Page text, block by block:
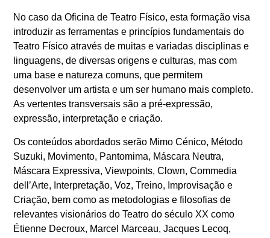
No caso da Oficina de Teatro Físico, esta formação visa
introduzir as ferramentas e princípios fundamentais do
Teatro Físico através de muitas e variadas disciplinas e
linguagens, de diversas origens e culturas, mas com
uma base e natureza comuns, que permitem
desenvolver um artista e um ser humano mais completo.
As vertentes transversais são a pré-expressão,
expressão, interpretação e criação.
Os conteúdos abordados serão Mimo Cénico, Método
Suzuki, Movimento, Pantomima, Máscara Neutra,
Máscara Expressiva, Viewpoints, Clown, Commedia
dell’Arte, Interpretação, Voz, Treino, Improvisação e
Criação, bem como as metodologias e filosofias de
relevantes visionários do Teatro do século XX como
Étienne Decroux, Marcel Marceau, Jacques Lecoq,